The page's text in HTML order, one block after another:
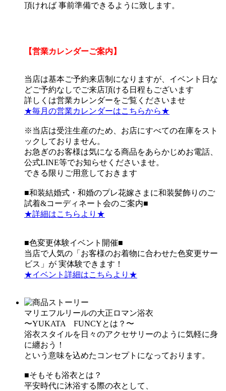
頂ければ 事前準備できるように致します。
【営業カレンダーご案内】
当店は基本ご予約来店制になりますが、イベント日な
どご予約なしでご来店頂ける日程もございます
詳しくは営業カレンダーをご覧くださいませ
★毎月の営業カレンダーはこちらから★
※当店は受注生産のため、お店にすべての在庫をスト
ックしておりません。
お急ぎのお客様は気になる商品をあらかじめお電話、
公式LINE等でお知らせくださいませ。
できる限りご用意しておきます
■和装結婚式・和婚のプレ花嫁さまに和装髪飾りのご
試着&コーディネート会のご案内■
★詳細はこちらより★
■色変更体験イベント開催■
当店で人気の「お客様のお着物に合わせた色変更サー
ビス」が 実体験できます！
★イベント詳細はこちらより★
マリエフルリールの大正ロマン浴衣
〜YUKATA FUNCYとは？〜
浴衣スタイルを日々のアクセサリーのように気軽に身
に纏おう！
という意味を込めたコンセプトになっております。
■そもそも浴衣とは？
平安時代に沐浴する際の衣として、